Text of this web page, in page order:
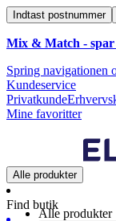
Indtast postnummer
Mix & Match -
Spring navigationen
Kundeservice
Privatkunde
Mine favoritter
Alle produkter
Find butik
Alle produkter